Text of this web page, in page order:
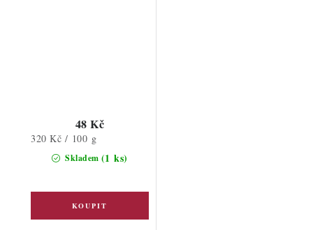
Skladem (1 ks)
48 Kč
Měrná
320 Kč / 100 g